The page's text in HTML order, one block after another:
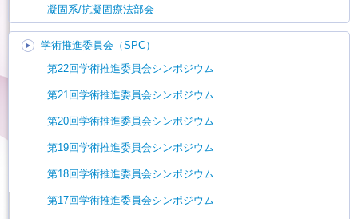
凝固系/抗凝固療法部会
学術推進委員会（SPC）
第22回学術推進委員会シンポジウム
第21回学術推進委員会シンポジウム
第20回学術推進委員会シンポジウム
第19回学術推進委員会シンポジウム
第18回学術推進委員会シンポジウム
第17回学術推進委員会シンポジウム